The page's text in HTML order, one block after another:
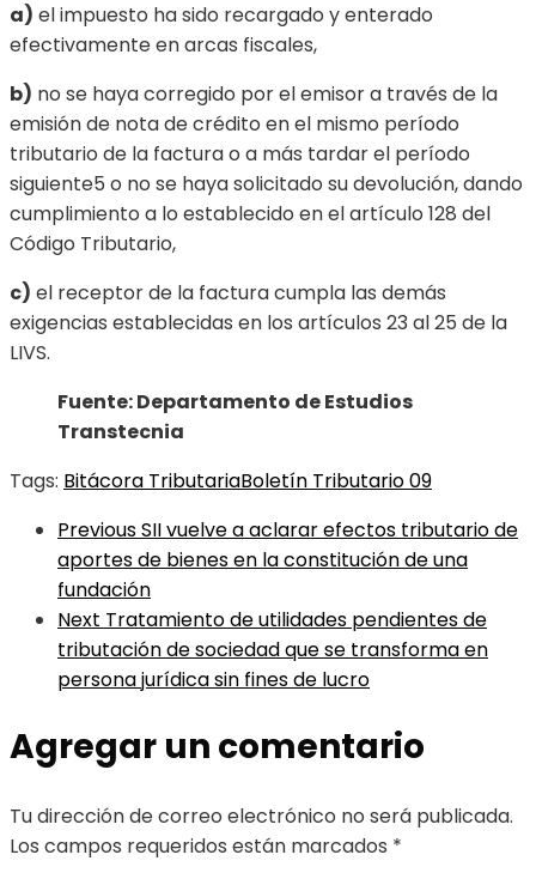
a) el impuesto ha sido recargado y enterado
efectivamente en arcas fiscales,
b) no se haya corregido por el emisor a través de la
emisión de nota de crédito en el mismo período
tributario de la factura o a más tardar el período
siguiente5 o no se haya solicitado su devolución, dando
cumplimiento a lo establecido en el artículo 128 del
Código Tributario,
c) el receptor de la factura cumpla las demás
exigencias establecidas en los artículos 23 al 25 de la
LIVS.
Fuente: Departamento de Estudios
Transtecnia
Tags: Bitácora TributariaBoletín Tributario 09
PreviousSII vuelve a aclarar efectos tributario de
aportes de bienes en la constitución de una
fundación
Next Tratamiento de utilidades pendientes de
tributación de sociedad que se transforma en
persona jurídica sin fines de lucro
Agregar un comentario
Tu dirección de correo electrónico no será publicada.
Los campos requeridos están marcados *